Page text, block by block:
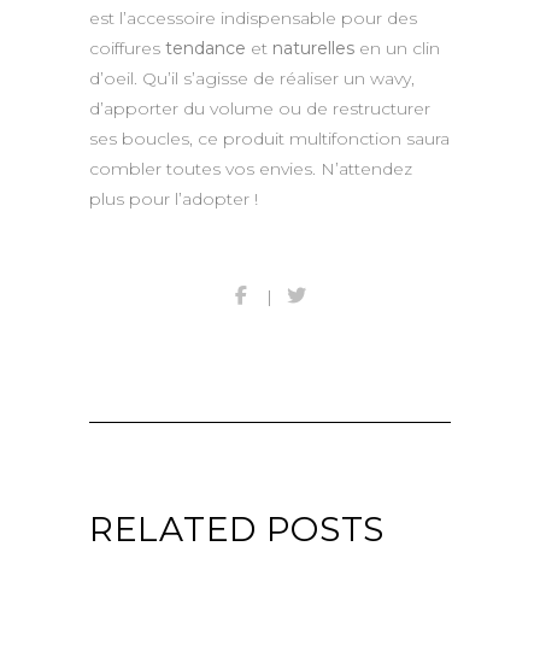
est l’accessoire indispensable pour des
coiffures tendance et naturelles en un clin
d’oeil. Qu’il s’agisse de réaliser un wavy,
d’apporter du volume ou de restructurer
ses boucles, ce produit multifonction saura
combler toutes vos envies. N’attendez
plus pour l’adopter !
RELATED POSTS